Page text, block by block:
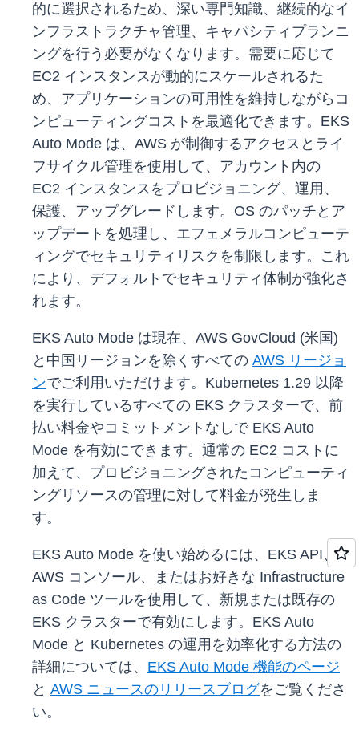
的に選択されるため、深い専門知識、継続的なイ
ンフラストラクチャ管理、キャパシティプランニ
ングを行う必要がなくなります。需要に応じて
EC2 インスタンスが動的にスケールされるた
め、アプリケーションの可用性を維持しながらコ
ンピューティングコストを最適化できます。EKS
Auto Mode は、AWS が制御するアクセスとライ
フサイクル管理を使用して、アカウント内の
EC2 インスタンスをプロビジョニング、運用、
保護、アップグレードします。OS のパッチとア
ップデートを処理し、エフェメラルコンピューテ
ィングでセキュリティリスクを制限します。これ
により、デフォルトでセキュリティ体制が強化さ
れます。
EKS Auto Mode は現在、AWS GovCloud (米国)
と中国リージョンを除くすべての AWS リージョ
ンでご利用いただけます。Kubernetes 1.29 以降
を実行しているすべての EKS クラスターで、前
払い料金やコミットメントなしで EKS Auto
Mode を有効にできます。通常の EC2 コストに
加えて、プロビジョニングされたコンピューティ
ングリソースの管理に対して料金が発生しま
す。
EKS Auto Mode を使い始めるには、EKS API、
AWS コンソール、またはお好きな Infrastructure
as Code ツールを使用して、新規または既存の
EKS クラスターで有効にします。EKS Auto
Mode と Kubernetes の運用を効率化する方法の
詳細については、 EKS Auto Mode 機能のページ
と AWS ニュースのリリースブログをご覧くださ
い。